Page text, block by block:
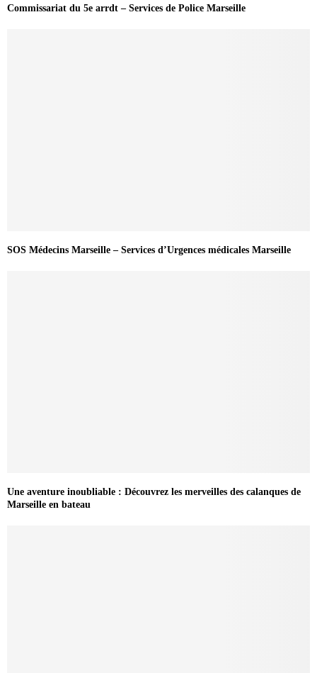
Commissariat du 5e arrdt – Services de Police Marseille
SOS Médecins Marseille – Services d’Urgences médicales Marseille
Une aventure inoubliable : Découvrez les merveilles des calanques de
Marseille en bateau